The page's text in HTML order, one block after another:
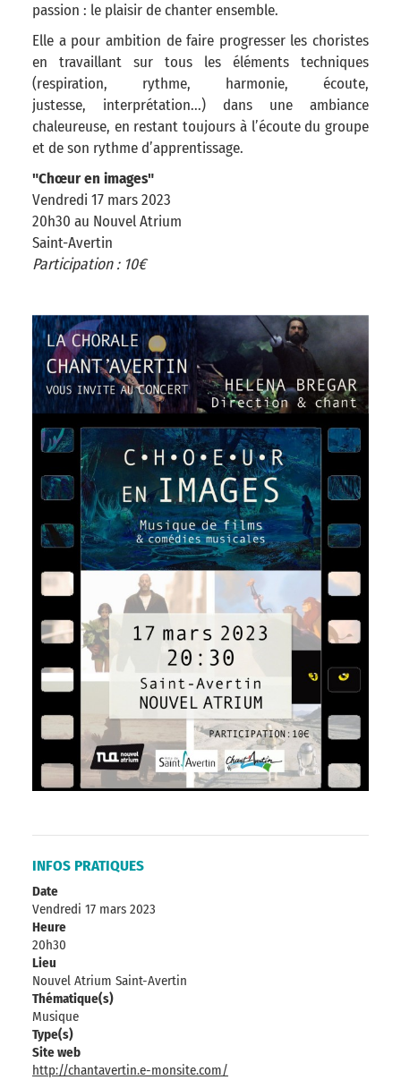
passion : le plaisir de chanter ensemble.
Elle a pour ambition de faire progresser les choristes
en travaillant sur tous les éléments techniques
(respiration, rythme, harmonie, écoute,
justesse, interprétation...) dans une ambiance
chaleureuse, en restant toujours à l’écoute du groupe
et de son rythme d’apprentissage.
"Chœur en images"
Vendredi 17 mars 2023
20h30 au Nouvel Atrium
Saint-Avertin
Participation : 10€
INFOS PRATIQUES
Date
Vendredi 17 mars 2023
Heure
20h30
Lieu
Nouvel Atrium Saint-Avertin
Thématique(s)
Musique
Type(s)
Site web
http://chantavertin.e-monsite.com/